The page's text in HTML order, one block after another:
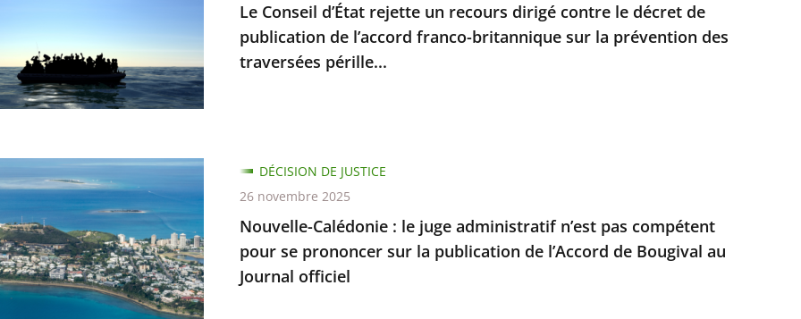
Le Conseil d’État rejette un recours dirigé contre le décret de
publication de l’accord franco-britannique sur la prévention des
traversées pérille...
Nouvelle-Calédonie : le juge administratif n’est pas compétent
pour se prononcer sur la publication de l’Accord de Bougival au
Journal officiel
DÉCISION DE JUSTICE
26 novembre 2025